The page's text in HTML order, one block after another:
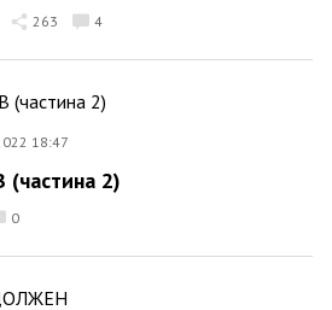
263 4
18:47
2)
0